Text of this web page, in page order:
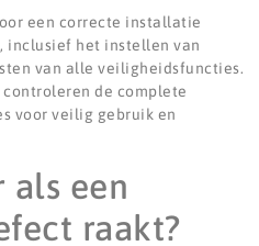
een correcte installatie
inclusief het instellen van
van alle veiligheidsfuncties.
de complete
voor veilig gebruik en
als een
raakt?